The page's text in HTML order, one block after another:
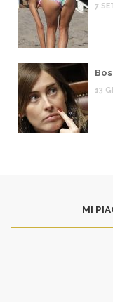
7
13
MI